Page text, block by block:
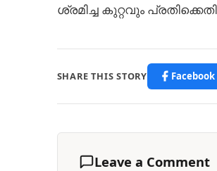
ശ്രമിച്ച കുറ്റവും
SHARE THIS STORY Facebook
Leave a Comment